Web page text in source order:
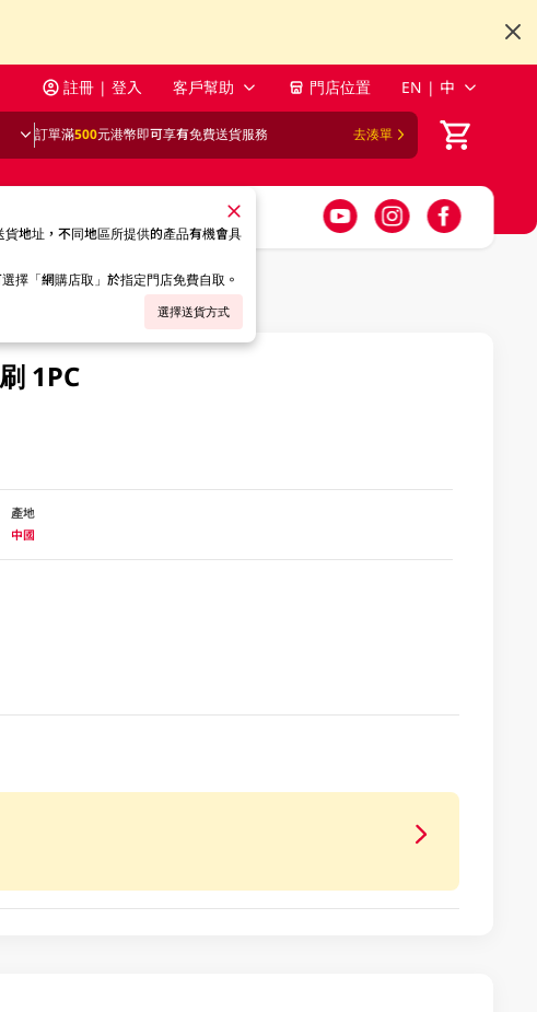
註冊 | 登入 客戶幫助 門店位置 EN | 中
訂單滿500元港幣即可享有免費送貨服務 去湊單
貨地址，不同地區所提供的產品有機會具
擇「網購店取」於指定門店免費自取。
選擇送貨方式
1PC
產地
中國